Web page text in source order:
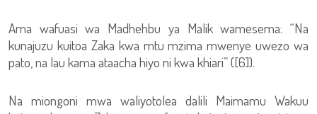
Ama wafuasi wa Madhehbu ya Malik wamesema: “Na
kunajuzu kuitoa Zaka kwa mtu mzima mwenye uwezo wa
pato, na lau kama ataacha hiyo ni kwa khiari” ([6]).
Na miongoni mwa waliyotolea dalili Maimamu Wakuu